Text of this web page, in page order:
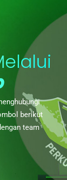
berikut
team